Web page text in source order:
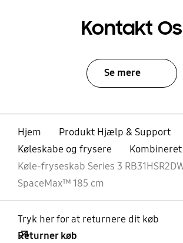
Kontakt Os
Se mere
Hjem
Produkt Hjælp & Support
Køleskabe og frysere
Køle-fryseskab Series 3
SpaceMax™ 185 cm
Tryk her for at returnere dit køb
Returner køb